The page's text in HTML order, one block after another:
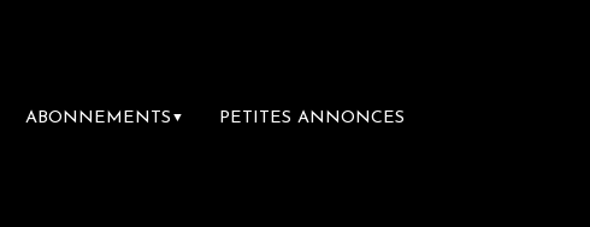
ABONNEMENTS ▼ PETITES ANNONCES